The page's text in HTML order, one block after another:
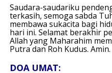
Saudara-saudariku
terkasih, semoga sabda
membawa sukacita bagi
hari ini. Selamat berakhir
Allah yang Maharahim
Putra dan Roh Kudus. Amin.
DOA UMAT: